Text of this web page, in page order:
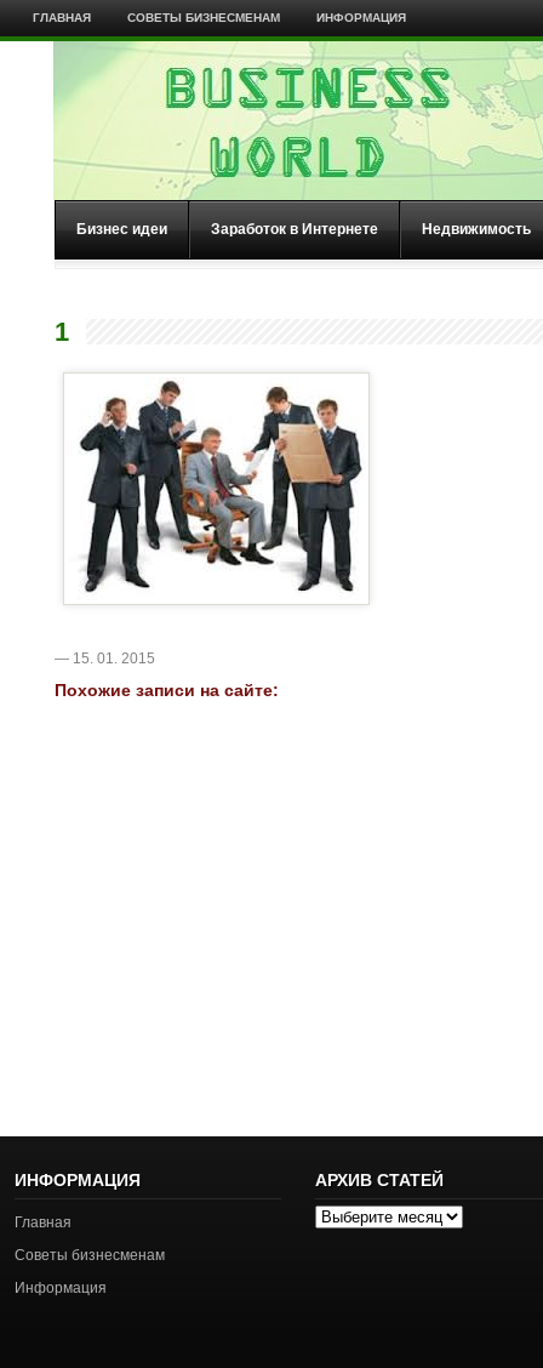
ГЛАВНАЯ СОВЕТЫ БИЗНЕСМЕНАМ ИНФОРМАЦИЯ
Бизнес идеи Заработок в Интернете Недвижимость
1
— 15. 01. 2015
Похожие записи на сайте:
ИНФОРМАЦИЯ
Главная
Советы бизнесменам
Информация
АРХИВ СТАТЕЙ
Архив